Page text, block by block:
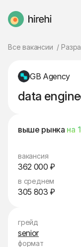
HireHi
Все вакансии
GB Agency
data
выше рынка на
вакансия
362 000 ₽
в среднем
305 803 ₽
грейд
senior
формат